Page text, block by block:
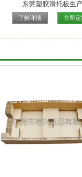
东莞塑胶滑托板生
了解详情 立即